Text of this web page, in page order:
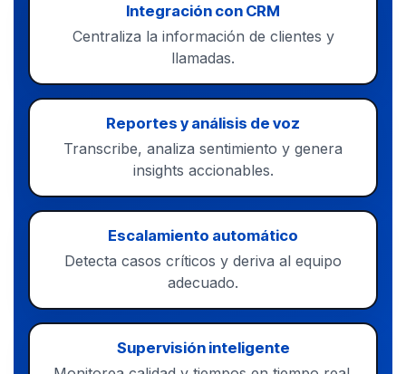
Integración con CRM
Centraliza la información de clientes y
llamadas.
Reportes y análisis de voz
Transcribe, analiza sentimiento y genera
insights accionables.
Escalamiento automático
Detecta casos críticos y deriva al equipo
adecuado.
Supervisión inteligente